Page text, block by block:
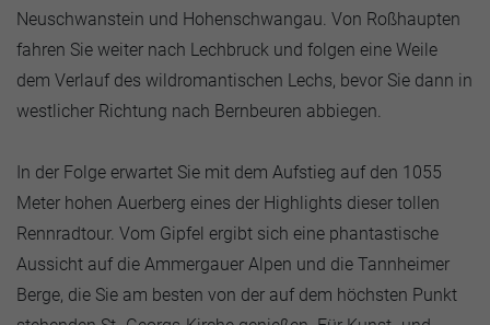
Neuschwanstein und Hohenschwangau. Von Roßhaupten
fahren Sie weiter nach Lechbruck und folgen eine Weile
dem Verlauf des wildromantischen Lechs, bevor Sie dann in
westlicher Richtung nach Bernbeuren abbiegen.
In der Folge erwartet Sie mit dem Aufstieg auf den 1055
Meter hohen Auerberg eines der Highlights dieser tollen
Rennradtour. Vom Gipfel ergibt sich eine phantastische
Aussicht auf die Ammergauer Alpen und die Tannheimer
Berge, die Sie am besten von der auf dem höchsten Punkt